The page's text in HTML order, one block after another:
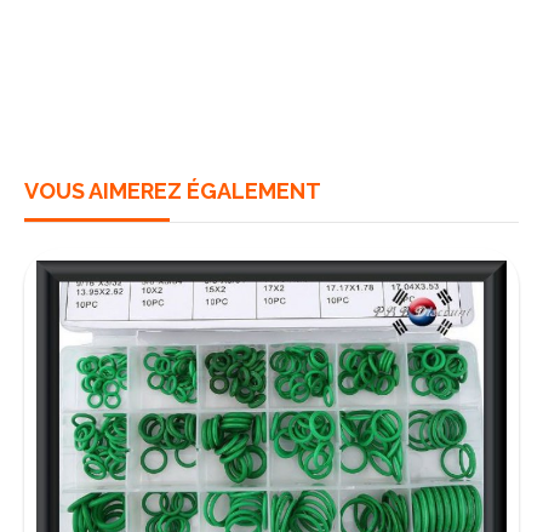
VOUS AIMEREZ ÉGALEMENT